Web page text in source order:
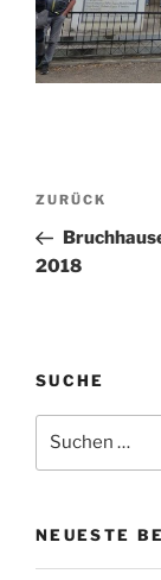
Vorheriger
Beitrag
ZURÜCK
2018
SUCHE
nach:
NEUESTE